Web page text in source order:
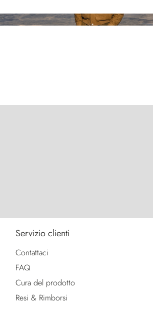
Servizio clienti
Contattaci
FAQ
Cura del prodotto
Resi & Rimborsi